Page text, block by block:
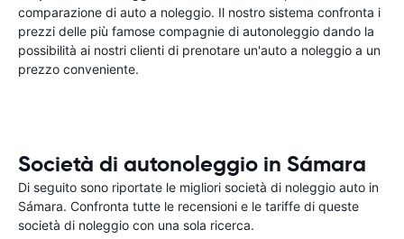
comparazione di auto a noleggio. Il nostro sistema confronta i
prezzi delle più famose compagnie di autonoleggio dando la
possibilità ai nostri clienti di prenotare un'auto a noleggio a un
prezzo conveniente.
Società di autonoleggio in Sámara
Di seguito sono riportate le migliori società di noleggio auto in
Sámara. Confronta tutte le recensioni e le tariffe di queste
società di noleggio con una sola ricerca.